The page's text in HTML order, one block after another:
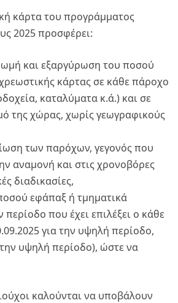
κάρτα του προγράμματος
2025 προσφέρει:
και εξαργύρωση του ποσού
κάρτας σε κάθε πάροχο
καταλύματα κ.ά.) και σε
της χώρας, χωρίς γεωγραφικούς
των παρόχων, γεγονός που
αναμονή και στις χρονοβόρες
διαδικασίες,
εφάπαξ ή τμηματικά
περίοδο που έχει επιλέξει ο κάθε
για την υψηλή περίοδο,
υψηλή περίοδο), ώστε να
καλούνται να υποβάλουν